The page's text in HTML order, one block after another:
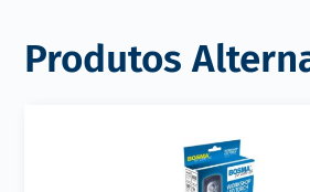
Produtos